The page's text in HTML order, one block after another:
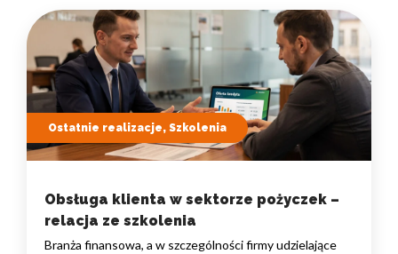
Ostatnie realizacje, Szkolenia
Obsługa klienta w sektorze pożyczek –
relacja ze szkolenia
Branża finansowa, a w szczególności firmy udzielające